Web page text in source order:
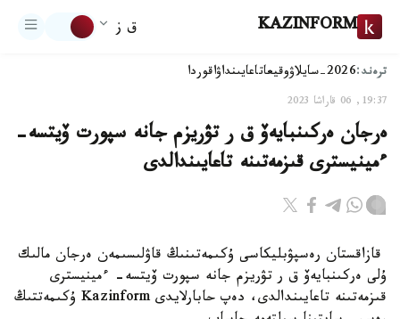
KAZINFORM ق ز
ترەند:2026-سايلاۋ وقيعاتاعايىنداۋاقوردا
19:37, 06 قاراشا 2023
ەرجان ەركىنبايەۆ ق ر تۋريزم جانە سپورت ۆيتسە-
ءمينيسترى قىزمەتىنە تاعايىندالدى
قازاقستان رەسپۋبليكاسى ۇكىمەتىنىڭ قاۋلىسىمەن ەرجان مالىك
ۇلى ەركىنبايەۆ ق ر تۋريزم جانە سپورت ۆيتسە- ءمينيسترى
قىزمەتىنە تاعايىندالدى، دەپ حابارلايدى Kazinform ۇكىمەتتىڭ